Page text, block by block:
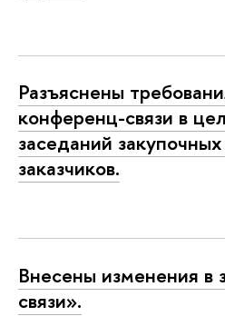
Разъяснены
конференц-связи в
заседаний
заказчиков.
Внесены изменения в
связи».